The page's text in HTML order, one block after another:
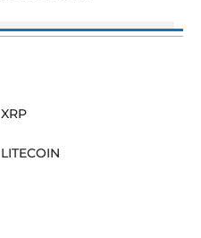
XRP
LITECOIN